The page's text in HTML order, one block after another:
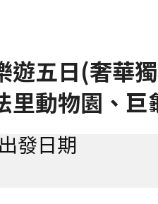
遊五日(奢華
里動物園、巨
出發日期